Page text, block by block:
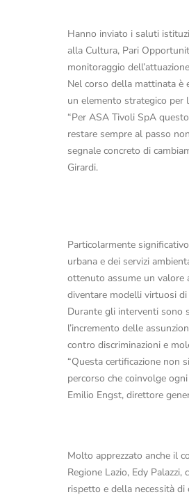
Hanno inviato i saluti
alla Cultura, Pari
monitoraggio
Nel corso della mattinata è
un elemento strategico per
“Per ASA Tivoli SpA
restare sempre al passo
segnale concreto di
Girardi.
Particolarmente
urbana e dei servizi
ottenuto assume un valore
diventare modelli virtuosi
Durante gli interventi sono
l’incremento delle
contro discriminazioni e
“Questa certificazione non
percorso che coinvolge
Emilio Engst, direttore
Molto apprezzato anche il
Regione Lazio, Edy
rispetto e della necessità